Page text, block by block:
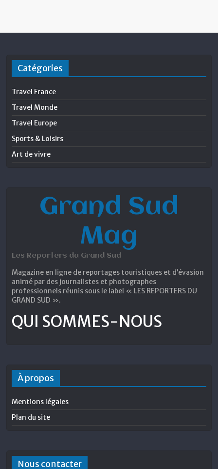
Catégories
Travel France
Travel Monde
Travel Europe
Sports & Loisirs
Art de vivre
Grand Sud
Mag
Les Reporters du Grand Sud
Magazine en ligne de reportages touristiques et d’évasion
animé par des journalistes et photographes
professionnels réunis sous le label « LES REPORTERS DU
GRAND SUD ».
QUI SOMMES-NOUS
À propos
Mentions légales
Plan du site
Nous contacter